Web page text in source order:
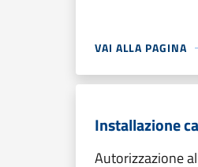
VAI ALLA PAGINA
Installazione
Autorizzazione